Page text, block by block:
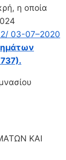
η οποία
03-07–2020
ΚΑΙ